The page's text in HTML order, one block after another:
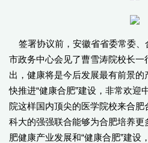
签署协议前，安徽省省委常委、
市政务中心会见了曹雪涛院校长一
出，健康将是今后发展最有前景
快推进“健康合肥”建设，非常欢迎
院这样国内顶尖的医学院校来合
科大的强强联合能够为合肥培养
肥健康产业发展和“健康合肥”建设